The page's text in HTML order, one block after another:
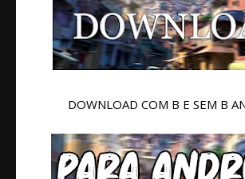
DOWNLOAD COM B E SEM B